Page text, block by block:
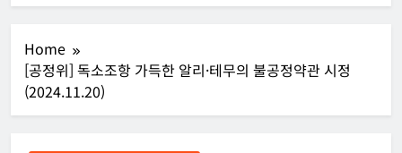
Home
[공정위] 독소조항 가득한 알리·테무의 불공정약관 시정
(2024.11.20)